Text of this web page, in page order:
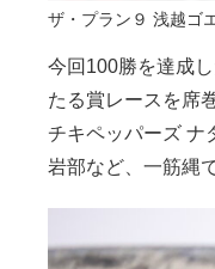
ザ・プラン９ 浅越ゴ
今回100勝を達成
たる賞レースを席
チキペッパーズ ナ
岩部など、一筋縄